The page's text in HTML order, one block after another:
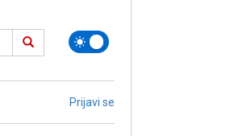
Prijavi se